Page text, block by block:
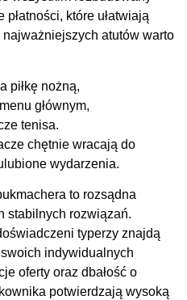
które ułatwiają
atutów warto
piłkę nożną,
głównym,
tenisa.
chętnie wracają do
wydarzenia.
to rozsądna
stabilnych rozwiązań.
typerzy znajdą
indywidualnych
oferty oraz dbałość o
potwierdzają wysoką